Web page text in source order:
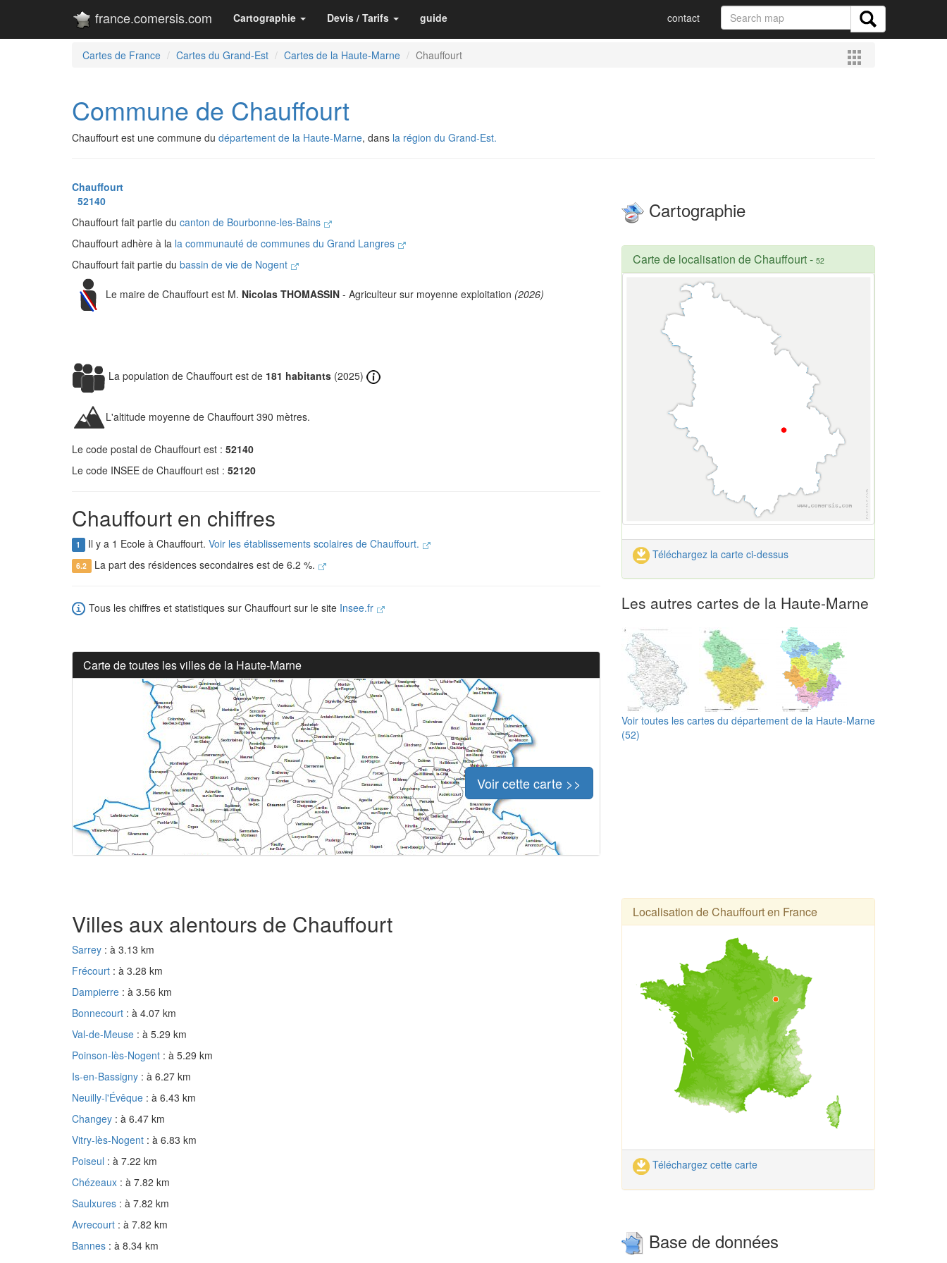
france.comersis.com Cartographie Devis / Tarifs guide contact
Cartes de France Cartes du Grand-Est Cartes de la Haute-Marne Chauffourt
Commune de Chauffourt
Chauffourt est une commune du département de la Haute-Marne, dans la région du Grand-Est.
Chauffourt
52140
Chauffourt fait partie du canton de Bourbonne-les-Bains
Chauffourt adhère à la la communauté de communes du Grand Langres
Chauffourt fait partie du bassin de vie de Nogent
Le maire de Chauffourt est M. Nicolas THOMASSIN - Agriculteur sur moyenne exploitation (2026)
La population de Chauffourt est de 181 habitants (2025)
L'altitude moyenne de Chauffourt 390 mètres.
Le code postal de Chauffourt est : 52140
Le code INSEE de Chauffourt est : 52120
Chauffourt en chiffres
1 Il y a 1 Ecole à Chauffourt. Voir les établissements scolaires de Chauffourt.
6.2 La part des résidences secondaires est de 6.2 %.
Tous les chiffres et statistiques sur Chauffourt sur le site Insee.fr
Carte de toutes les villes de la Haute-Marne
Voir cette carte >>
Cartographie
Carte de localisation de Chauffourt- 52
Téléchargez la carte ci-dessus
Les autres cartes de la Haute-Marne
Voir toutes les cartes du département de la Haute-Marne
(52)
Villes aux alentours de Chauffourt
Sarrey : à 3.13 km
Frécourt : à 3.28 km
Dampierre : à 3.56 km
Bonnecourt : à 4.07 km
Val-de-Meuse : à 5.29 km
Poinson-lès-Nogent : à 5.29 km
Is-en-Bassigny : à 6.27 km
Neuilly-l'Évêque : à 6.43 km
Changey : à 6.47 km
Vitry-lès-Nogent : à 6.83 km
Poiseul : à 7.22 km
Chézeaux : à 7.82 km
Saulxures : à 7.82 km
Avrecourt : à 7.82 km
Bannes : à 8.34 km
Localisation de Chauffourt en France
Téléchargez cette carte
Base de données